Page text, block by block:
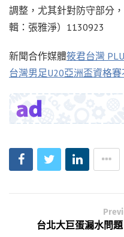
調整，尤其針對防守部分
輯：張雅淨）1130923
新聞合作媒體筱君台灣
台灣男足U20亞洲盃資格
台北大巨蛋漏水問